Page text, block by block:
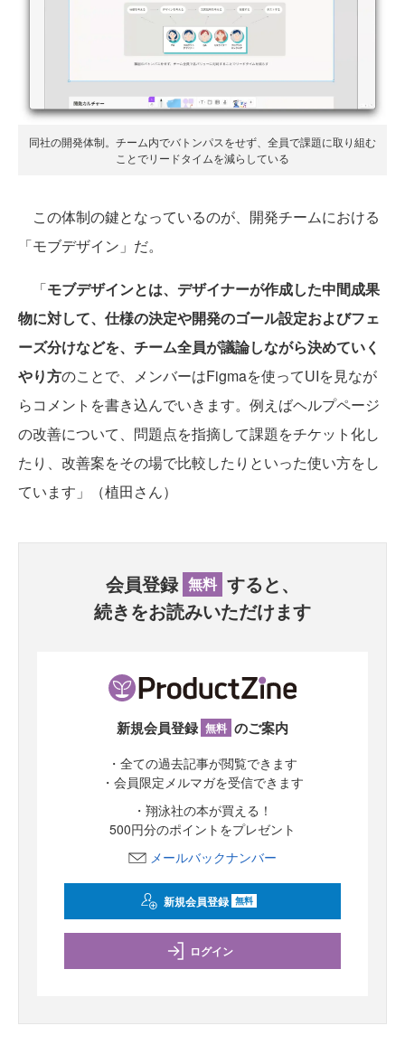
同社の開発体制。チーム内でバトンパスをせず、全員で課題に取り組む
ことでリードタイムを減らしている
この体制の鍵となっているのが、開発チームにおける
「モブデザイン」だ。
「モブデザインとは、デザイナーが作成した中間成果
物に対して、仕様の決定や開発のゴール設定およびフェ
ーズ分けなどを、チーム全員が議論しながら決めていく
やり方のことで、メンバーはFigmaを使ってUIを見なが
らコメントを書き込んでいきます。例えばヘルプページ
の改善について、問題点を指摘して課題をチケット化し
たり、改善案をその場で比較したりといった使い方をし
ています」（植田さん）
会員登録 無料 すると、
続きをお読みいただけます
新規会員登録 無料 のご案内
・全ての過去記事が閲覧できます
・会員限定メルマガを受信できます
・翔泳社の本が買える！
500円分のポイントをプレゼント
メールバックナンバー
新規会員登録 無料
ログイン